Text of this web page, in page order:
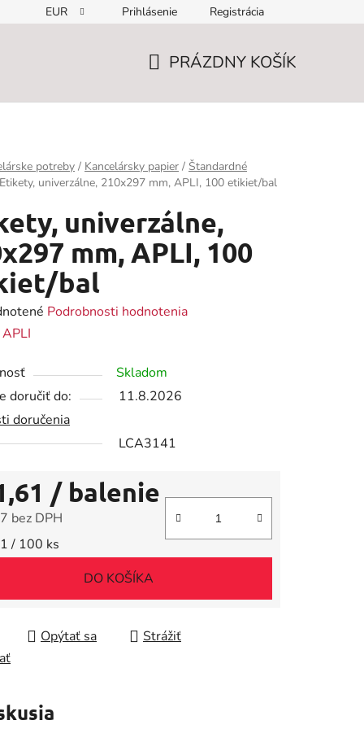
EUR Prihlásenie Registrácia
PRÁZDNY KOŠÍK
potreby / Kancelársky papier / Štandardné
Etikety, univerzálne, 210x297 mm, APLI, 100 etikiet/bal
univerzálne,
mm, APLI, 100
bal
Podrobnosti hodnotenia
APLI
Skladom
doručiť do:
11.8.2026
doručenia
LCA3141
/ balenie
bez DPH
cena:
/ 100 ks
DO KOŠÍKA
Opýtať sa
Strážiť